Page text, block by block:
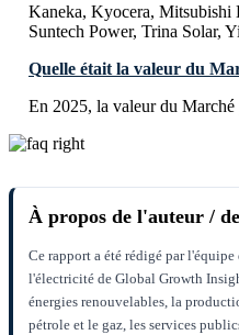
Kaneka, Kyocera, Mitsubishi
Suntech Power, Trina Solar,
Quelle était la valeur du
En 2025, la valeur du
À propos de l'auteur /
Ce rapport a été rédigé par
l'électricité de Global Growth
énergies renouvelables, la
pétrole et le gaz, les services